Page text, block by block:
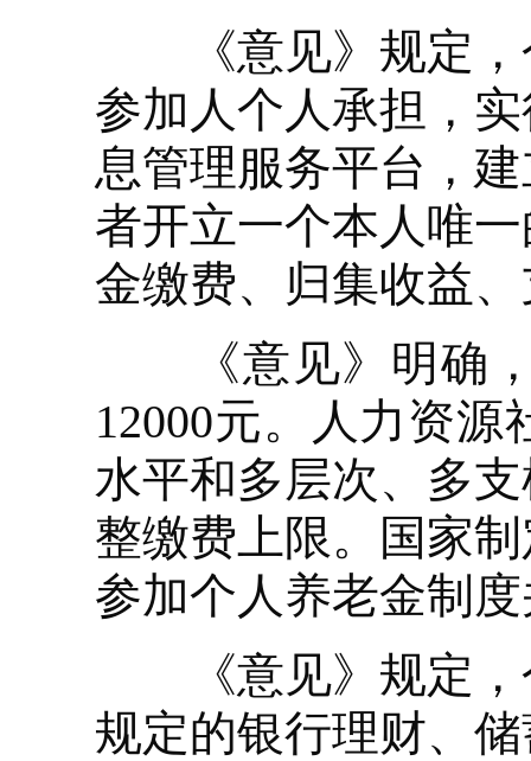
《意见》规定，
参加人个人承担，
息管理服务平台，
者开立一个本人唯
金缴费、归集收益
《意见》明确，
12000元。人力资
水平和多层次、多
整缴费上限。国家
参加个人养老金制
《意见》规定，
规定的银行理财、